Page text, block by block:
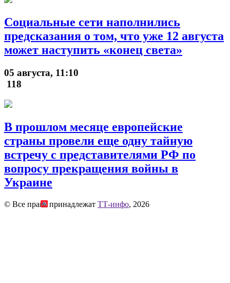
Социальные сети наполнились
предсказания о том, что уже 12 августа
может наступить «конец света»
05 августа, 11:10
118
В прошлом месяце европейские
страны провели еще одну тайную
встречу с представителями РФ по
вопросу прекращения войны в
Украине
© Все права принадлежат ТТ-инфо, 2026